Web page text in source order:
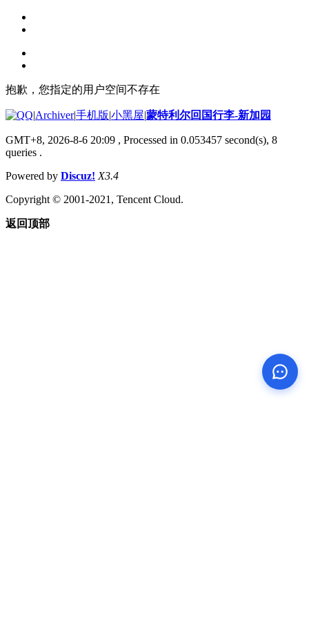
抱歉，您指定的用户空间不存在
|Archiver|手机版|小黑屋|蒙特利尔回国行李-新加园
GMT+8, 2026-8-6 20:09 , Processed in 0.053457 second(s), 8
queries .
Powered by Discuz! X3.4
Copyright © 2001-2021, Tencent Cloud.
返回顶部